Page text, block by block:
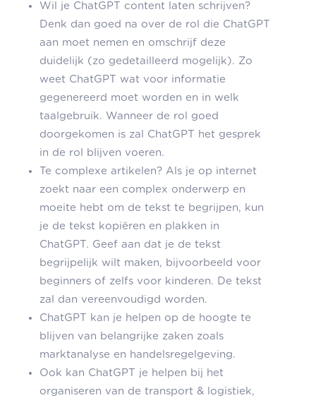
Wil je ChatGPT content laten schrijven?
Denk dan goed na over de rol die ChatGPT
aan moet nemen en omschrijf deze
duidelijk (zo gedetailleerd mogelijk). Zo
weet ChatGPT wat voor informatie
gegenereerd moet worden en in welk
taalgebruik. Wanneer de rol goed
doorgekomen is zal ChatGPT het gesprek
in de rol blijven voeren.
Te complexe artikelen? Als je op internet
zoekt naar een complex onderwerp en
moeite hebt om de tekst te begrijpen, kun
je de tekst kopiëren en plakken in
ChatGPT. Geef aan dat je de tekst
begrijpelijk wilt maken, bijvoorbeeld voor
beginners of zelfs voor kinderen. De tekst
zal dan vereenvoudigd worden.
ChatGPT kan je helpen op de hoogte te
blijven van belangrijke zaken zoals
marktanalyse en handelsregelgeving.
Ook kan ChatGPT je helpen bij het
organiseren van de transport & logistiek,